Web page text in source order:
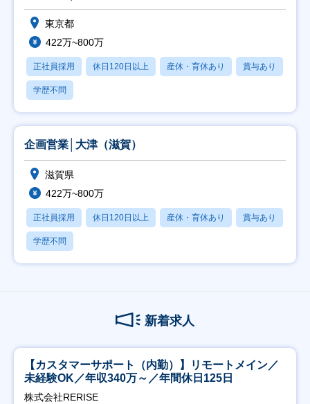
東京都
422万~800万
正社員採用 休日120日以上 産休・育休あり 賞与あり
学歴不問
企画営業│大津（滋賀）
滋賀県
422万~800万
正社員採用 休日120日以上 産休・育休あり 賞与あり
学歴不問
新着求人
【カスタマーサポート（内勤）】リモートメイン／
未経験OK／年収340万～／年間休日125日
株式会社RERISE